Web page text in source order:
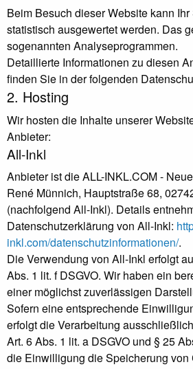
Beim Besuch dieser Website kann Ihr
statistisch ausgewertet werden. Das
sogenannten Analyseprogrammen.
Detaillierte Informationen zu diesen
finden Sie in der folgenden
2. Hosting
Wir hosten die Inhalte unserer
Anbieter:
All-Inkl
Anbieter ist die ALL-INKL.COM -
René Münnich, Hauptstraße 68,
(nachfolgend All-Inkl). Details
Datenschutzerklärung von All-Inkl:
inkl.com/datenschutzinformationen/.
Die Verwendung von All-Inkl erfolgt
Abs. 1 lit. f DSGVO. Wir haben ein
einer möglichst zuverlässigen
Sofern eine entsprechende
erfolgt die Verarbeitung
Art. 6 Abs. 1 lit. a DSGVO und § 25
die Einwilligung die Speicherung von